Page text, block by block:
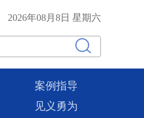
2026年08月8日 星期六
案例指导
见义勇为